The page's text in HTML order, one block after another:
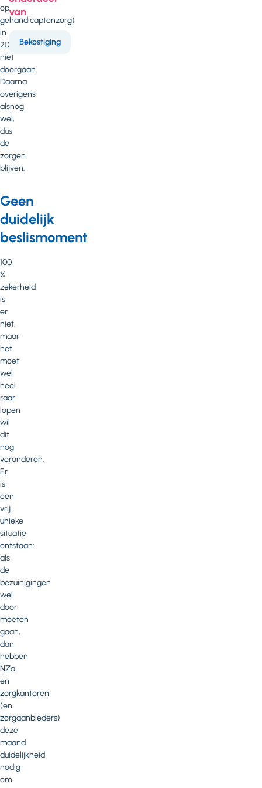
op
gehandicaptenzorg)
in
2025
níet
doorgaan.
Daarna
overigens
alsnog
wel,
dus
de
zorgen
blijven.
Geen
duidelijk
beslismoment
100
%
zekerheid
is
er
niet,
maar
het
moet
wel
heel
raar
lopen
wil
dit
nog
veranderen.
Er
is
een
vrij
unieke
situatie
ontstaan:
als
de
bezuinigingen
wel
door
moeten
gaan,
dan
hebben
NZa
en
zorgkantoren
(en
zorgaanbieders)
deze
maand
duidelijkheid
nodig
om
van
Bekostiging